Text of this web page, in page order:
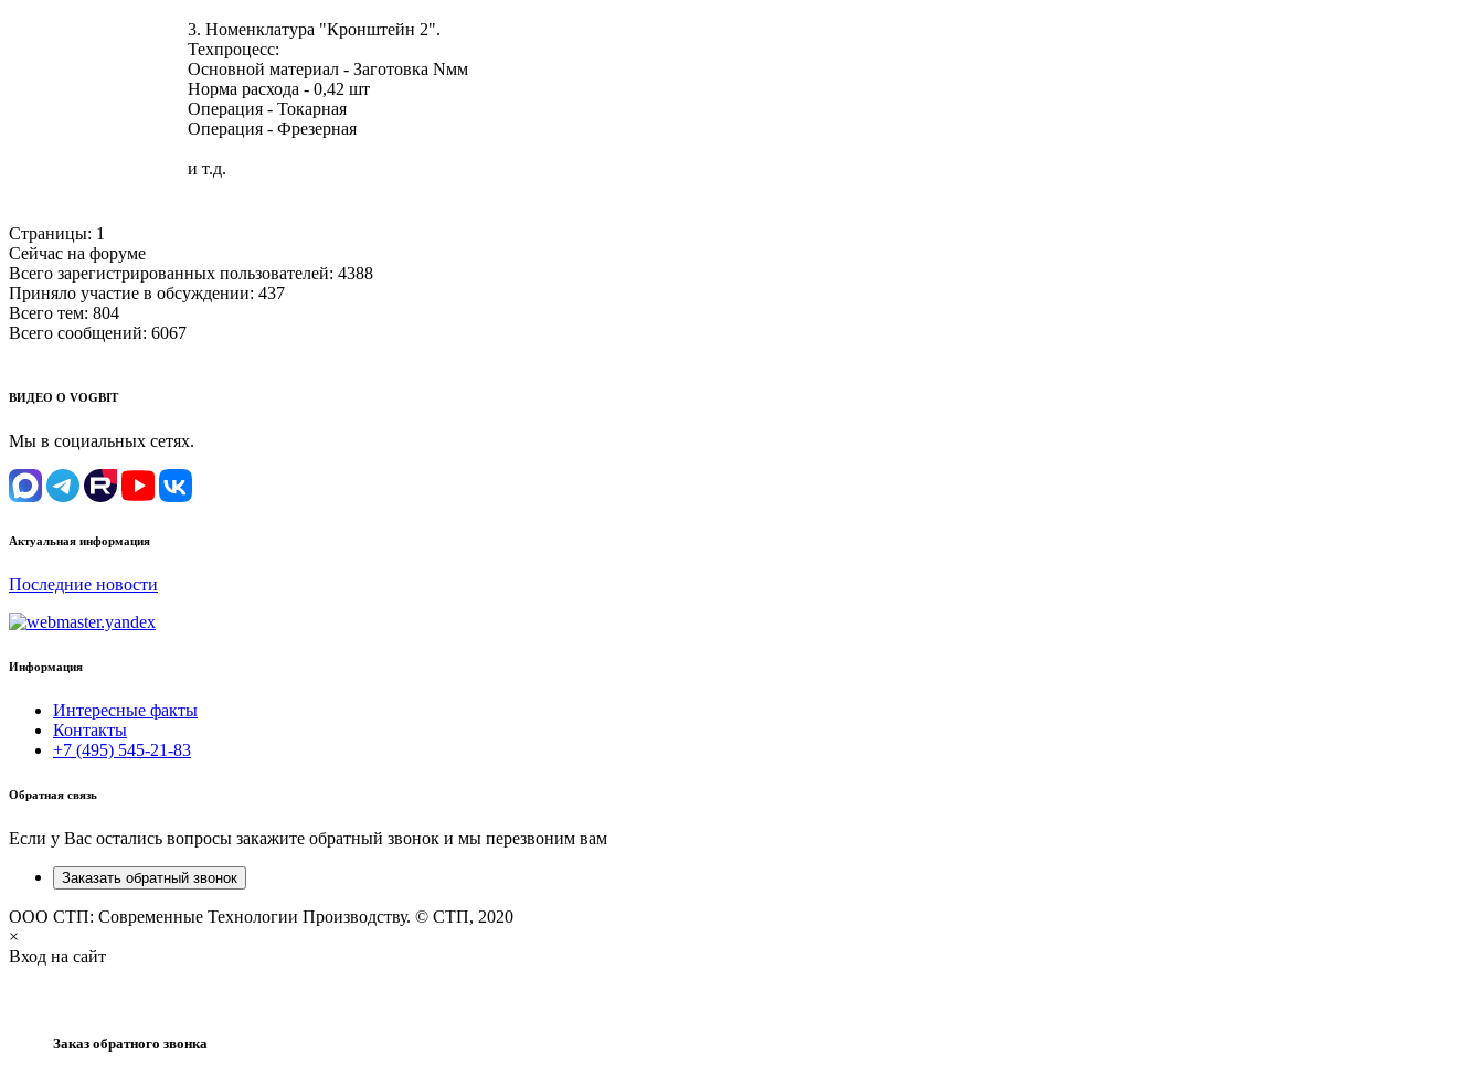
3. Номенклатура "Кронштейн 2".
Техпроцесс:
Основной материал - Заготовка Nмм
Норма расхода - 0,42 шт
Операция - Токарная
Операция - Фрезерная
и т.д.
Страницы: 1
Сейчас на форуме
Всего зарегистрированных пользователей: 4388
Приняло участие в обсуждении: 437
Всего тем: 804
Всего сообщений: 6067
ВИДЕО О VOGBIT
Мы в социальных сетях.
Актуальная информация
Последние новости
Информация
Интересные факты
Контакты
+7 (495) 545-21-83
Обратная связь
Если у Вас остались вопросы закажите обратный звонок и мы перезвоним вам
Заказать обратный звонок
ООО СТП: Современные Технологии Производству. © СТП, 2020
×
Вход на сайт
Заказ обратного звонка